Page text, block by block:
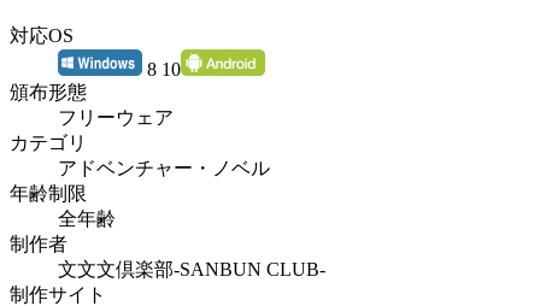
対応OS
8 10
頒布形態
フリーウェア
カテゴリ
アドベンチャー・ノベル
年齢制限
全年齢
制作者
文文文倶楽部-SANBUN CLUB-
制作サイト